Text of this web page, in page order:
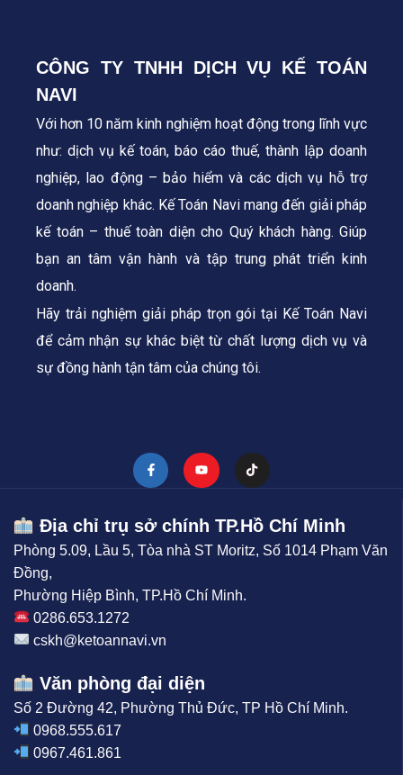
CÔNG TY TNHH DỊCH VỤ KẾ TOÁN
NAVI
Với hơn 10 năm kinh nghiệm hoạt động trong lĩnh vực
như: dịch vụ kế toán, báo cáo thuế, thành lập doanh
nghiệp, lao động – bảo hiểm và các dịch vụ hỗ trợ
doanh nghiệp khác. Kế Toán Navi mang đến giải pháp
kế toán – thuế toàn diện cho Quý khách hàng. Giúp
bạn an tâm vận hành và tập trung phát triển kinh
doanh.
Hãy trải nghiệm giải pháp trọn gói tại Kế Toán Navi
để cảm nhận sự khác biệt từ chất lượng dịch vụ và
sự đồng hành tận tâm của chúng tôi.
Địa chỉ trụ sở chính TP.Hồ Chí Minh
Phòng 5.09, Lầu 5, Tòa nhà ST Moritz, Số 1014 Phạm Văn
Đồng,
Phường Hiệp Bình, TP.Hồ Chí Minh.
0286.653.1272
cskh@ketoannavi.vn
Văn phòng đại diện
Số 2 Đường 42, Phường Thủ Đức, TP Hồ Chí Minh.
0968.555.617
0967.461.861